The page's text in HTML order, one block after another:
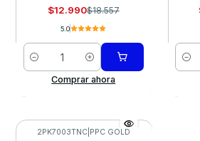
$12.990$18.557
5.0
Cantidad
Comprar ahora
2PK7003TNC| PPC GOLD